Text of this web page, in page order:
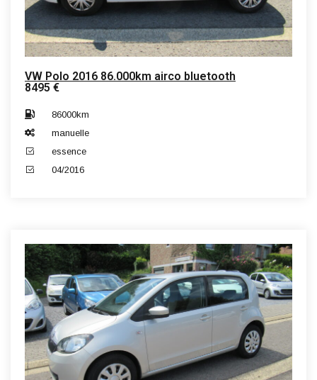
VW Polo 2016 86.000km airco bluetooth
8495 €
86000km
manuelle
essence
04/2016